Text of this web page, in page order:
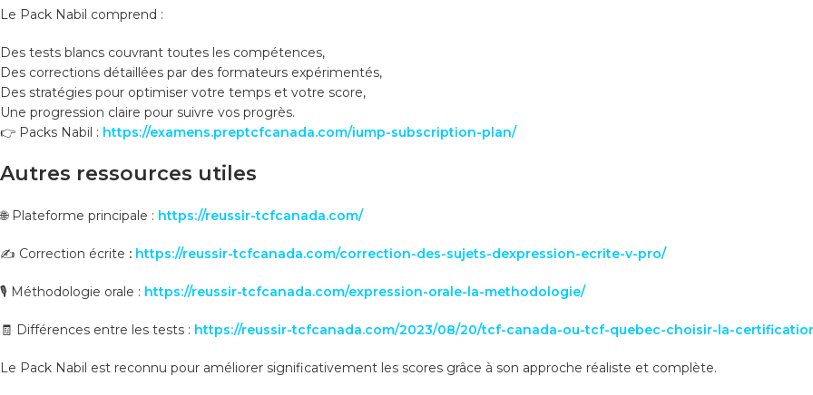
Le Pack Nabil comprend :
Des tests blancs couvrant toutes les compétences,
Des corrections détaillées par des formateurs expérimentés,
Des stratégies pour optimiser votre temps et votre score,
Une progression claire pour suivre vos progrès.
👉 Packs Nabil : https://examens.preptcfcanada.com/iump-subscription-plan/
Autres ressources utiles
🌐 Plateforme principale : https://reussir-tcfcanada.com/
✍️ Correction écrite : https://reussir-tcfcanada.com/correction-des-sujets-dexpression-ecrite-v-pro/
🎙️ Méthodologie orale : https://reussir-tcfcanada.com/expression-orale-la-methodologie/
🧾 Différences entre les tests : https://reussir-tcfcanada.com/2023/08/20/tcf-canada-ou-tcf-quebec-choisir-la-
Le Pack Nabil est reconnu pour améliorer significativement les scores grâce à son approche réaliste et complète.